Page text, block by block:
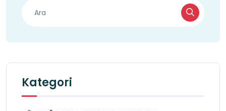
Kategori